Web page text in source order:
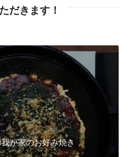
だきます！
が家のお好み焼き